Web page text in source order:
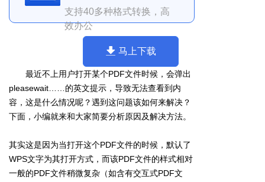
支持40多种格式转换，高
效办公
马上下载
最近不上用户打开某个PDF文件时候，会弹出
pleasewait……的英文提示，导致无法查看到内
容，这是什么情况呢？遇到这问题该如何来解决？
下面，小编就来和大家简要分析原因及解决方法。
其实这是因为当打开这个PDF文件的时候，默认了
WPS文字为其打开方式，而该PDF文件的样式相对
一般的PDF文件稍微复杂（如含有交互式PDF文